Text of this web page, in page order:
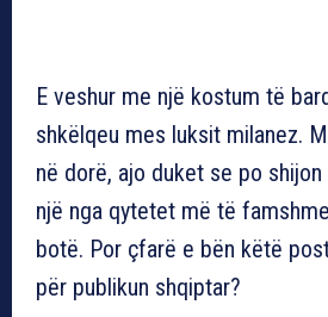
E veshur me një kostum të
shkëlqeu mes luksit milanez.
në dorë, ajo duket se po
një nga qytetet më të
botë. Por çfarë e bën këtë
për publikun shqiptar?